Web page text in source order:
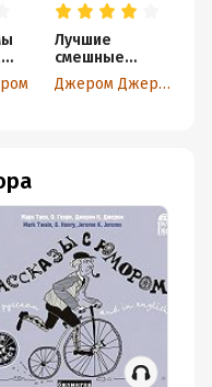
Лучшие
смешные
рассказы /
Best Funny
Джером Джером